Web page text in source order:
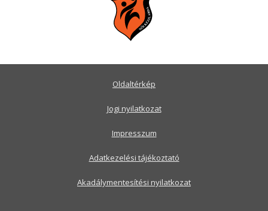
Oldaltérkép
Jogi nyilatkozat
Impresszum
Adatkezelési tájékoztató
Akadálymentesítési nyilatkozat